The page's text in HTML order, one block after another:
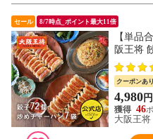
セール 8/7時点_ポイント最大11倍
【単品
阪王将
(餃子72
道・沖
ン ごは
ト 中華
クーポンあり
4,980円
46
大阪王将